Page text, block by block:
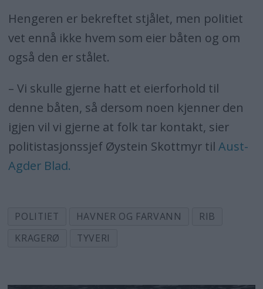
Hengeren er bekreftet stjålet, men politiet
vet ennå ikke hvem som eier båten og om
også den er stålet.
– Vi skulle gjerne hatt et eierforhold til
denne båten, så dersom noen kjenner den
igjen vil vi gjerne at folk tar kontakt, sier
politistasjonssjef Øystein Skottmyr til Aust-
Agder Blad.
POLITIET HAVNER OG FARVANN
RIB
KRAGERØ
TYVERI